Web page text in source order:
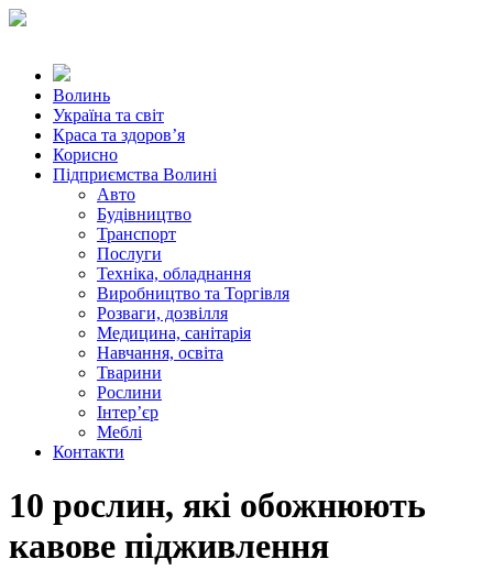
Волинь
Україна та світ
Краса та здоров’я
Корисно
Підприємства Волині
Авто
Будівництво
Транспорт
Послуги
Техніка, обладнання
Виробництво та Торгівля
Розваги, дозвілля
Медицина, санітарія
Навчання, освіта
Тварини
Рослини
Інтер’єр
Меблі
Контакти
10 рослин, які обожнюють
кавове підживлення